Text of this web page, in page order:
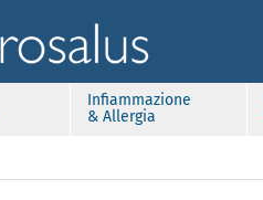
Infiammazione
& Allergia